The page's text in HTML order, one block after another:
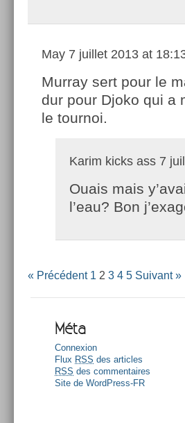
May 7 juillet 2013 at
Murray sert pour le
dur pour Djoko qui a
le tournoi.
Karim kicks ass 7
Ouais mais
l’eau? Bon
« Précédent 1 2 3 4 5 Suivant »
Méta
Connexion
Flux RSS des articles
RSS des commentaires
Site de WordPress-FR